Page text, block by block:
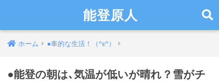
能登原人
ホーム ●車的な生活！（^ε^）
●能登の朝は､気温が低いが晴れ？雪がチ